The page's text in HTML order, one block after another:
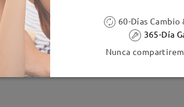
60-Días Cambio
365-Día
Nunca